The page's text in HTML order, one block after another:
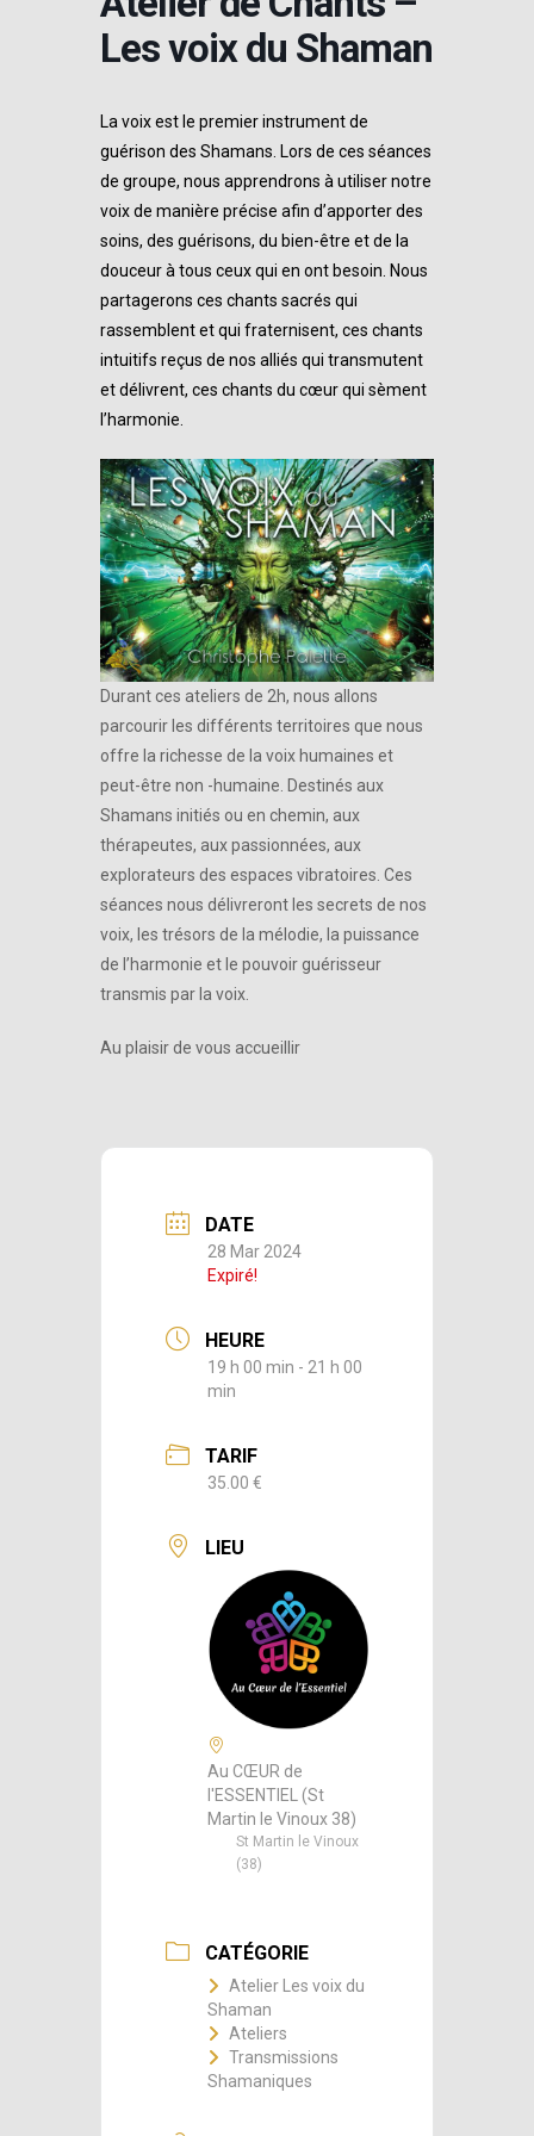
Les voix du Shaman
La voix est le premier instrument de
guérison des Shamans. Lors de ces séances
de groupe, nous apprendrons à utiliser notre
voix de manière précise afin d’apporter des
soins, des guérisons, du bien-être et de la
douceur à tous ceux qui en ont besoin. Nous
partagerons ces chants sacrés qui
rassemblent et qui fraternisent, ces chants
intuitifs reçus de nos alliés qui transmutent
et délivrent, ces chants du cœur qui sèment
l’harmonie.
Durant ces ateliers de 2h, nous allons
parcourir les différents territoires que nous
offre la richesse de la voix humaines et
peut-être non -humaine. Destinés aux
Shamans initiés ou en chemin, aux
thérapeutes, aux passionnées, aux
explorateurs des espaces vibratoires. Ces
séances nous délivreront les secrets de nos
voix, les trésors de la mélodie, la puissance
de l’harmonie et le pouvoir guérisseur
transmis par la voix.
Au plaisir de vous accueillir
DATE
28 Mar 2024
Expiré!
HEURE
19 h 00 min - 21 h 00
min
TARIF
35.00 €
LIEU
Au CŒUR de
l'ESSENTIEL (St
Martin le Vinoux 38)
St Martin le Vinoux
(38)
CATÉGORIE
Atelier Les voix du
Shaman
Ateliers
Transmissions
Shamaniques